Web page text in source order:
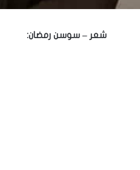
شعر – سوسن رمضان: